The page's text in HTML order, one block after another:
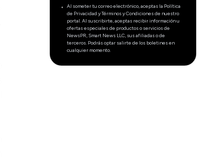
Al someter tu correo electrónico, aceptas la Política
de Privacidad y Términos y Condiciones de nuestro
portal. Al suscribirte, aceptas recibir información u
ofertas especiales de productos o servicios de
NewsPR, Smart News LLC, sus afiliadas o de
terceros. Podrás optar salirte de los boletines en
cualquier momento.